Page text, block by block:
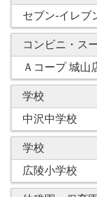
セブン-イレブ
コンビニ・ス
Ａコープ 城山
学校
中沢中学校
学校
広陵小学校